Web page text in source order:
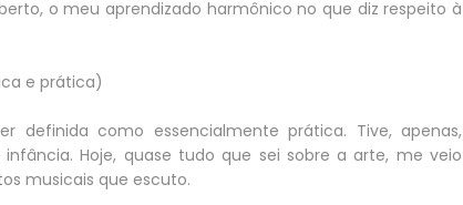
o meu aprendizado harmônico no que diz respeito à
e prática)
definida como essencialmente prática. Tive, apenas,
Hoje, quase tudo que sei sobre a arte, me veio
musicais que escuto.